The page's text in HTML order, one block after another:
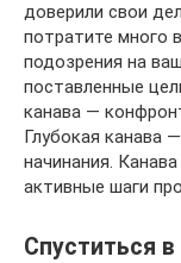
доверили свои
потратите много
подозрения на
поставленные
канава —
Глубокая канава
начинания.
активные шаги
Спуститься в